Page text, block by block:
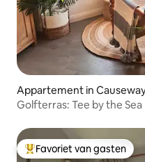
Appartement in
Golfterras: Tee by the Sea
Topfavoriet van gasten
Favoriet van gasten